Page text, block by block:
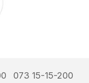
073 15-15-200